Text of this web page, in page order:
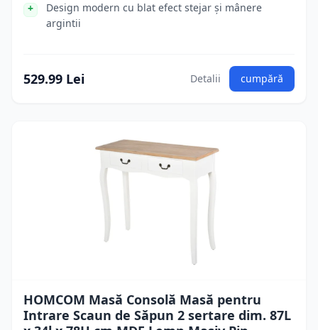
Design modern cu blat efect stejar și mânere
argintii
529.99 Lei Detalii cumpără
HOMCOM Masă Consolă Masă pentru
Intrare Scaun de Săpun 2 sertare dim. 87L